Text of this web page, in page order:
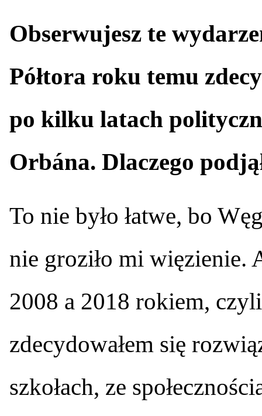
Obserwujesz te
Półtora roku temu
po kilku latach
Orbána. Dlaczego
To nie było łatwe, bo
nie groziło mi więzienie.
2008 a 2018 rokiem,
zdecydowałem się
szkołach, ze